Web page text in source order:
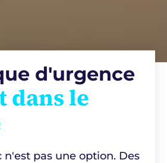
d'urgence
dans le
n'est pas une option. Des